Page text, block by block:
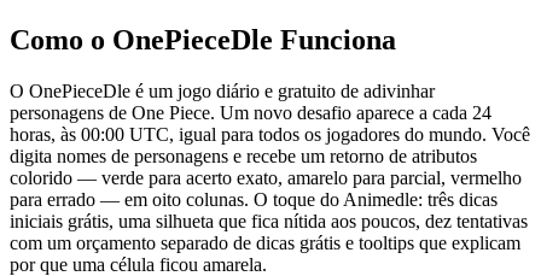
Como o OnePieceDle Funciona
O OnePieceDle é um jogo diário e gratuito de adivinhar
personagens de One Piece. Um novo desafio aparece a cada 24
horas, às 00:00 UTC, igual para todos os jogadores do mundo. Você
digita nomes de personagens e recebe um retorno de atributos
colorido — verde para acerto exato, amarelo para parcial, vermelho
para errado — em oito colunas. O toque do Animedle: três dicas
iniciais grátis, uma silhueta que fica nítida aos poucos, dez tentativas
com um orçamento separado de dicas grátis e tooltips que explicam
por que uma célula ficou amarela.